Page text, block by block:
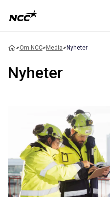
Om NCC Media Nyheter
Nyheter